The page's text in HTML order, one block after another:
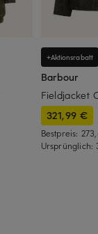
+Aktionsrabatt
Barbour
Fieldjacket
321,99 €
Bestpreis:
Ursprünglich: